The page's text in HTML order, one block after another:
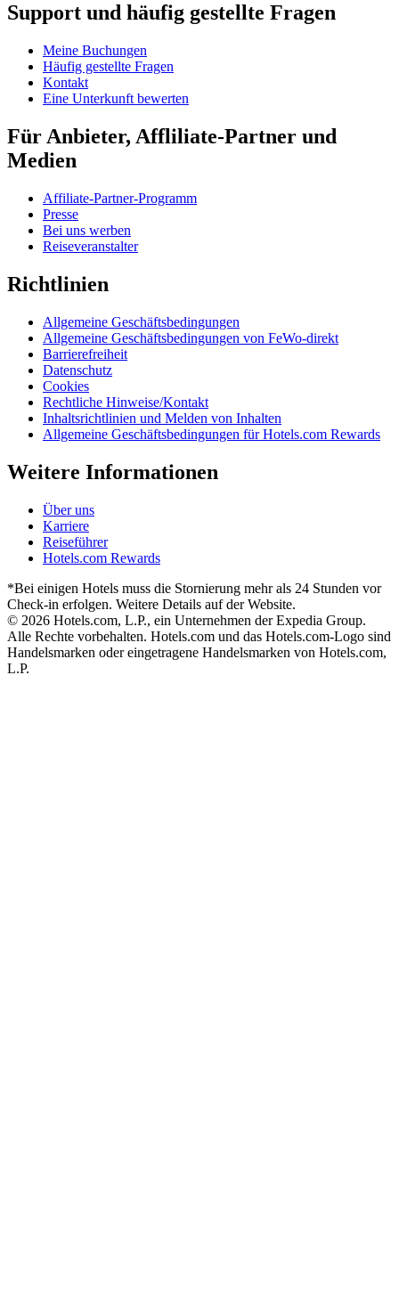
Support und häufig gestellte Fragen
Meine Buchungen
Häufig gestellte Fragen
Kontakt
Eine Unterkunft bewerten
Für Anbieter, Affliliate-Partner und
Medien
Affiliate-Partner-Programm
Presse
Bei uns werben
Reiseveranstalter
Richtlinien
Allgemeine Geschäftsbedingungen
Allgemeine Geschäftsbedingungen von FeWo-direkt
Barrierefreiheit
Datenschutz
Cookies
Rechtliche Hinweise/Kontakt
Inhaltsrichtlinien und Melden von Inhalten
Allgemeine Geschäftsbedingungen für Hotels.com Rewards
Weitere Informationen
Über uns
Karriere
Reiseführer
Hotels.com Rewards
*Bei einigen Hotels muss die Stornierung mehr als 24 Stunden vor
Check-in erfolgen. Weitere Details auf der Website.
© 2026 Hotels.com, L.P., ein Unternehmen der Expedia Group.
Alle Rechte vorbehalten. Hotels.com und das Hotels.com-Logo sind
Handelsmarken oder eingetragene Handelsmarken von Hotels.com,
L.P.